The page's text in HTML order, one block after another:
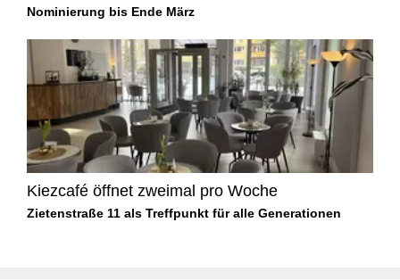
Nominierung bis Ende März
Kiezcafé öffnet zweimal pro Woche
Zietenstraße 11 als Treffpunkt für alle Generationen